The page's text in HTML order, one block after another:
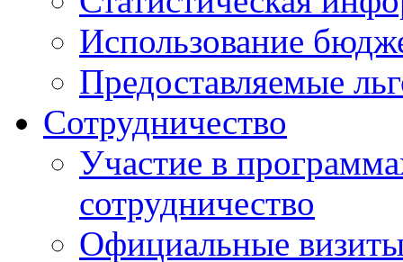
Использование
Предоставляемые
Сотрудничество
Участие в
сотрудничество
Официальные